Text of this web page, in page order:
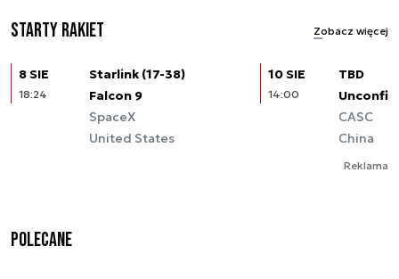
Starty rakiet Zobacz więcej
8 SIE
18:24
Starlink (17-38)
Falcon 9
SpaceX
United States
10 SIE
14:00
TBD
CASC
China
Reklama
Polecane